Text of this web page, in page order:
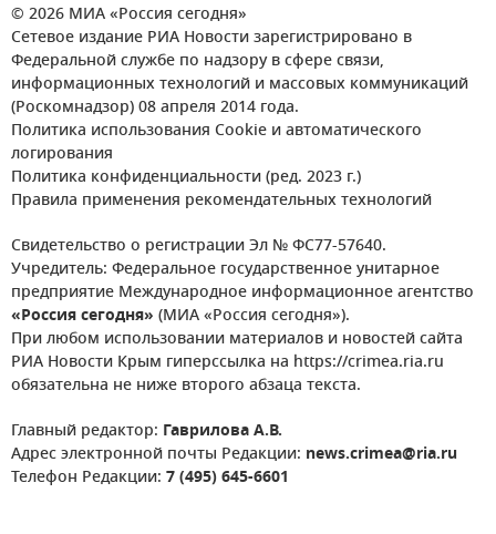
© 2026 МИА «Россия сегодня»
Сетевое издание РИА Новости зарегистрировано в
Федеральной службе по надзору в сфере связи,
информационных технологий и массовых коммуникаций
(Роскомнадзор) 08 апреля 2014 года.
Политика использования Cookie и автоматического
логирования
Политика конфиденциальности (ред. 2023 г.)
Правила применения рекомендательных технологий
Свидетельство о регистрации Эл № ФС77-57640.
Учредитель: Федеральное государственное унитарное
предприятие Международное информационное агентство
«Россия сегодня» (МИА «Россия сегодня»).
При любом использовании материалов и новостей сайта
РИА Новости Крым гиперссылка на https://crimea.ria.ru
обязательна не ниже второго абзаца текста.
Главный редактор: Гаврилова А.В.
Адрес электронной почты Редакции: news.crimea@ria.ru
Телефон Редакции: 7 (495) 645-6601